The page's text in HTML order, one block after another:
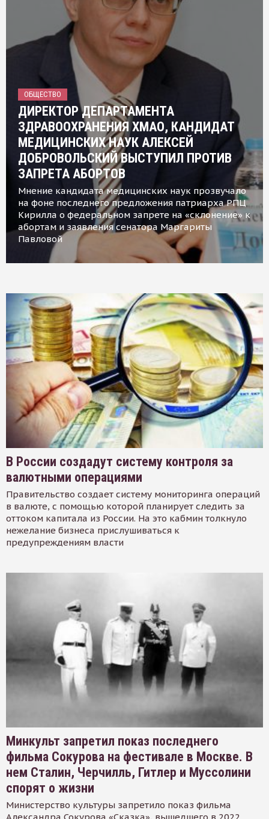
ОБЩЕСТВО
ДИРЕКТОР ДЕПАРТАМЕНТА
ЗДРАВООХРАНЕНИЯ ХМАО, КАНДИДАТ
МЕДИЦИНСКИХ НАУК АЛЕКСЕЙ
ДОБРОВОЛЬСКИЙ ВЫСТУПИЛ ПРОТИВ
ЗАПРЕТА АБОРТОВ
Мнение кандидата медицинских наук прозвучало
на фоне последнего предложения патриарха РПЦ
Кирилла о федеральном запрете на «склонение» к
абортам и заявления сенатора Маргариты
Павловой
В России создадут систему контроля за
валютными операциями
Правительство создает систему мониторинга операций
в валюте, с помощью которой планирует следить за
оттоком капитала из России. На это кабмин толкнуло
нежелание бизнеса прислушиваться к
предупреждениям власти
Минкульт запретил показ последнего
фильма Сокурова на фестивале в Москве. В
нем Сталин, Черчилль, Гитлер и Муссолини
спорят о жизни
Министерство культуры запретило показ фильма